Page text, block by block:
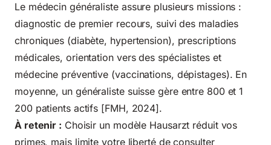
Le médecin généraliste assure plusieurs missions :
diagnostic de premier recours, suivi des maladies
chroniques (diabète, hypertension), prescriptions
médicales, orientation vers des spécialistes et
médecine préventive (vaccinations, dépistages). En
moyenne, un généraliste suisse gère entre 800 et 1
200 patients actifs [FMH, 2024].
À retenir : Choisir un modèle Hausarzt réduit vos
primes, mais limite votre liberté de consulter